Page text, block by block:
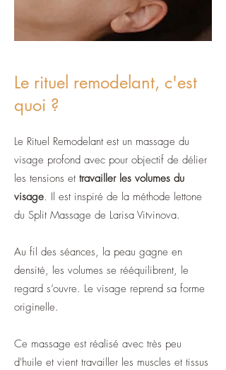
Le rituel remodelant, c'est
quoi ?
Le Rituel Remodelant est un massage du
visage profond avec pour objectif de délier
les tensions et travailler les volumes du
visage. Il est inspiré de la méthode lettone
du Split Massage de Larisa Vitvinova.
Au fil des séances, la peau gagne en
densité, les volumes se rééquilibrent, le
regard s’ouvre. Le visage reprend sa forme
originelle.
Ce massage est réalisé avec très peu
d'huile et vient travailler les muscles et tissus